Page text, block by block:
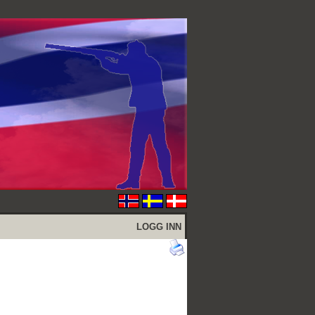
LOGG INN